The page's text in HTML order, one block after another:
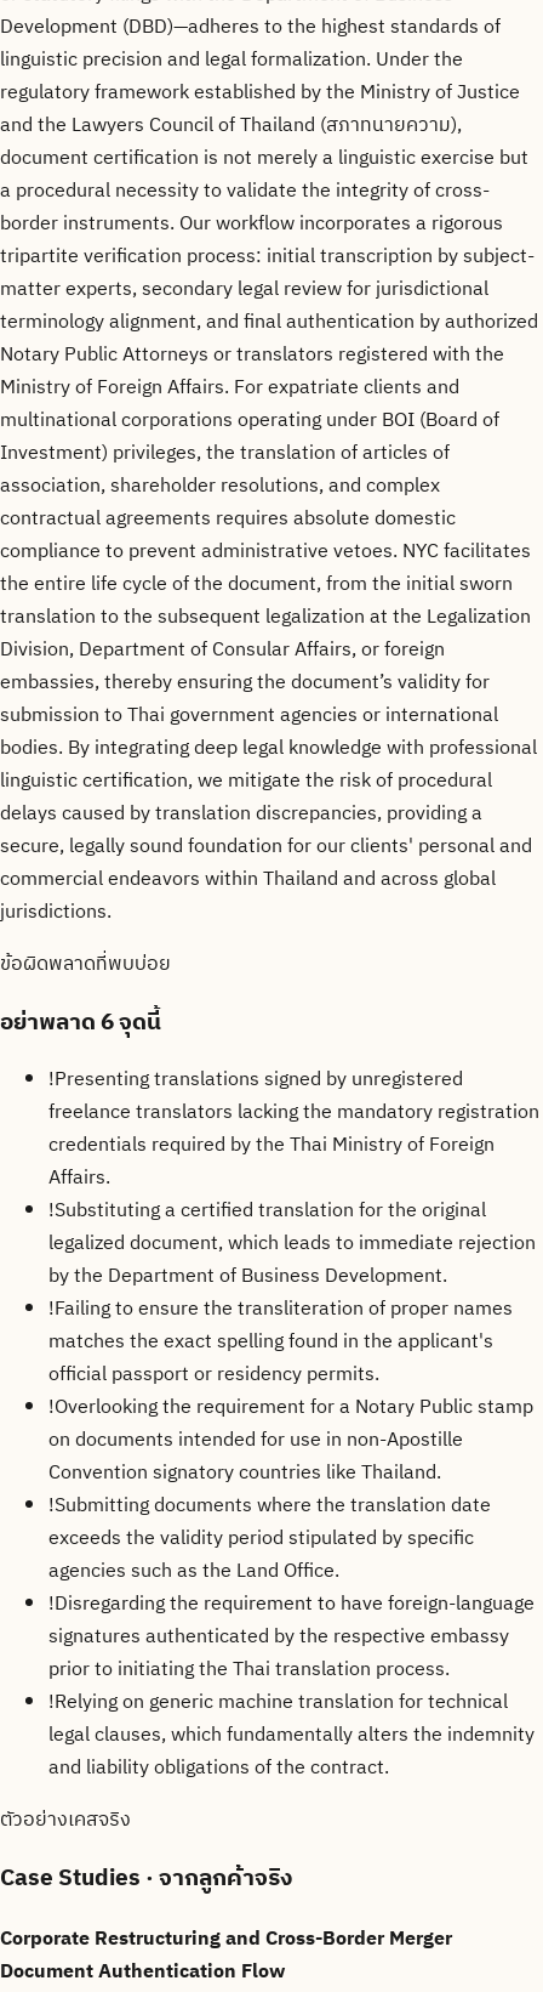
Development (DBD)—adheres to the highest standards of
linguistic precision and legal formalization. Under the
regulatory framework established by the Ministry of Justice
and the Lawyers Council of Thailand (สภาทนายความ),
document certification is not merely a linguistic exercise but
a procedural necessity to validate the integrity of cross-
border instruments. Our workflow incorporates a rigorous
tripartite verification process: initial transcription by subject-
matter experts, secondary legal review for jurisdictional
terminology alignment, and final authentication by authorized
Notary Public Attorneys or translators registered with the
Ministry of Foreign Affairs. For expatriate clients and
multinational corporations operating under BOI (Board of
Investment) privileges, the translation of articles of
association, shareholder resolutions, and complex
contractual agreements requires absolute domestic
compliance to prevent administrative vetoes. NYC facilitates
the entire life cycle of the document, from the initial sworn
translation to the subsequent legalization at the Legalization
Division, Department of Consular Affairs, or foreign
embassies, thereby ensuring the document’s validity for
submission to Thai government agencies or international
bodies. By integrating deep legal knowledge with professional
linguistic certification, we mitigate the risk of procedural
delays caused by translation discrepancies, providing a
secure, legally sound foundation for our clients' personal and
commercial endeavors within Thailand and across global
jurisdictions.
ข้อผิดพลาดที่พบบ่อย
อย่าพลาด6 จุดนี้
!Presenting translations signed by unregistered
freelance translators lacking the mandatory registration
credentials required by the Thai Ministry of Foreign
Affairs.
!Substituting a certified translation for the original
legalized document, which leads to immediate rejection
by the Department of Business Development.
!Failing to ensure the transliteration of proper names
matches the exact spelling found in the applicant's
official passport or residency permits.
!Overlooking the requirement for a Notary Public stamp
on documents intended for use in non-Apostille
Convention signatory countries like Thailand.
!Submitting documents where the translation date
exceeds the validity period stipulated by specific
agencies such as the Land Office.
!Disregarding the requirement to have foreign-language
signatures authenticated by the respective embassy
prior to initiating the Thai translation process.
!Relying on generic machine translation for technical
legal clauses, which fundamentally alters the indemnity
and liability obligations of the contract.
ตัวอย่างเคสจริง
Case Studies· จากลูกค้าจริง
Corporate Restructuring and Cross-Border Merger
Document Authentication Flow